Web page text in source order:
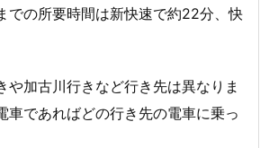
での所要時間は新快速で約22分、快
や加古川行きなど行き先は異なりま
車であればどの行き先の電車に乗っ